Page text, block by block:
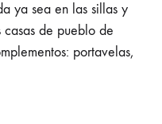
ya sea en las sillas y
casas de pueblo de
portavelas,